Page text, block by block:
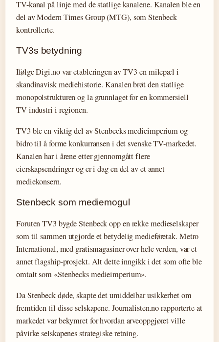
TV-kanal på linje med de statlige kanalene. Kanalen ble en
del av Modern Times Group (MTG), som Stenbeck
kontrollerte.
TV3s betydning
Ifølge Digi.no var etableringen av TV3 en milepæl i
skandinavisk mediehistorie. Kanalen brøt den statlige
monopolstrukturen og la grunnlaget for en kommersiell
TV-industri i regionen.
TV3 ble en viktig del av Stenbecks medieimperium og
bidro til å forme konkurransen i det svenske TV-markedet.
Kanalen har i årene etter gjennomgått flere
eierskapsendringer og er i dag en del av et annet
mediekonsern.
Stenbeck som mediemogul
Foruten TV3 bygde Stenbeck opp en rekke medieselskaper
som til sammen utgjorde et betydelig medieføretak. Metro
International, med gratismagasiner over hele verden, var et
annet flagship-prosjekt. Alt dette inngikk i det som ofte ble
omtalt som «Stenbecks medieimperium».
Da Stenbeck døde, skapte det umiddelbar usikkerhet om
fremtiden til disse selskapene. Journalisten.no rapporterte at
markedet var bekymret for hvordan arveoppgjøret ville
påvirke selskapenes strategiske retning.